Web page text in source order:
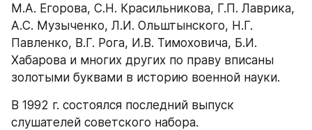
М.А. Егорова, С.Н. Красильникова, Г.П. Лаврика,
А.С. Музыченко, Л.И. Ольштынского, Н.Г.
Павленко, В.Г. Рога, И.В. Тимоховича, Б.И.
Хабарова и многих других по праву вписаны
золотыми буквами в историю военной науки.
В 1992 г. состоялся последний выпуск
слушателей советского набора.